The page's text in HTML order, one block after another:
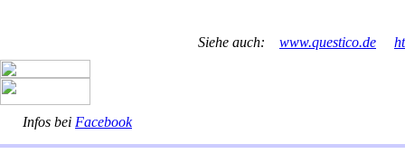
Siehe auch: www.questico.de
Infos bei Facebook